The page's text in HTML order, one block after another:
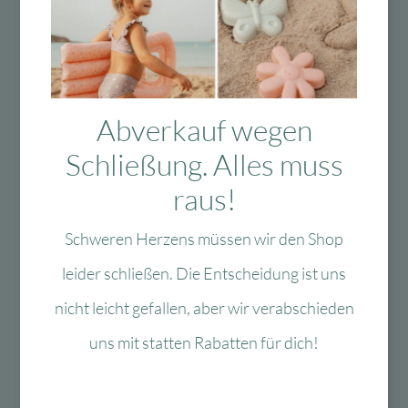
Das Passt dazu
Das könnte Dir auch
gefallen
-40 %
Abverkauf wegen
Schließung. Alles muss
raus!
Schweren Herzens müssen wir den Shop
leider schließen. Die Entscheidung ist uns
nicht leicht gefallen, aber wir verabschieden
uns mit statten Rabatten für dich!